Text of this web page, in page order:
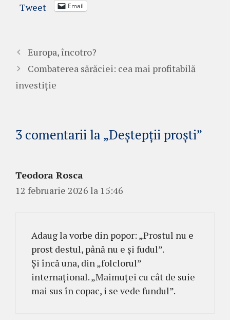
Tweet Email
Europa, încotro?
Combaterea sărăciei: cea mai profitabilă
investiție
3 comentarii la „Deștepții proști”
Teodora Rosca
12 februarie 2026 la 15:46
Adaug la vorbe din popor: „Prostul nu e
prost destul, până nu e și fudul”.
Și încă una, din „folclorul”
internațional. „Maimuței cu cât de suie
mai sus în copac, i se vede fundul”.